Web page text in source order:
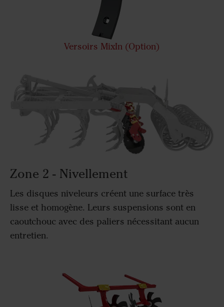
Versoirs MixIn (Option)
Zone 2 - Nivellement
Les disques niveleurs créent une surface très
lisse et homogène. Leurs suspensions sont en
caoutchouc avec des paliers nécessitant aucun
entretien.